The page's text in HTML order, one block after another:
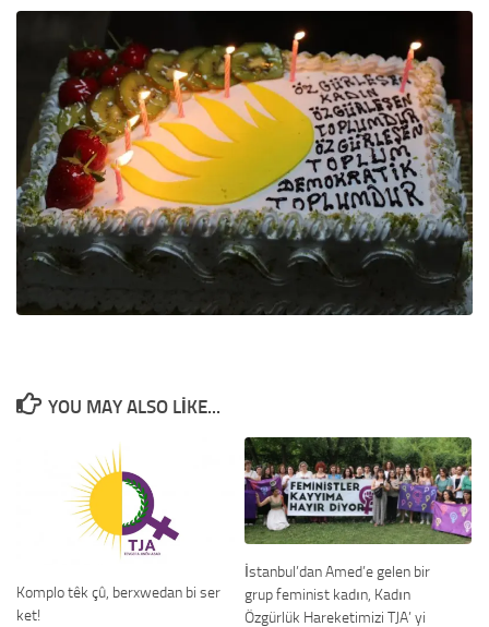
YOU MAY ALSO LIKE...
Komplo têk çû, berxwedan bi ser
ket!
İstanbul’dan Amed’e gelen bir
grup feminist kadın, Kadın
Özgürlük Hareketimizi TJA’ yi